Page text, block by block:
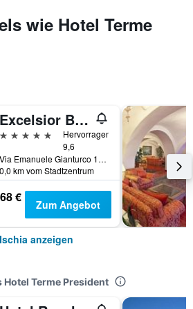
wie Hotel Terme
Excelsior Belvedere Hotel & Spa
5 Sterne
Hervorragend
9,6
Via Emanuele Gianturco 19, Ischia, Provinz Neapel, Italien
0,0 km vom Stadtzentrum
€ Zum Angebot
anzeigen
Hotel Terme President